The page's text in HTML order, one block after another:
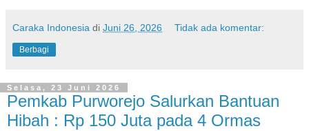
Caraka Indonesia di Juni 26, 2026 Tidak ada komentar:
Berbagi
Selasa, 23 Juni 2026
Pemkab Purworejo Salurkan Bantuan
Hibah : Rp 150 Juta pada 4 Ormas